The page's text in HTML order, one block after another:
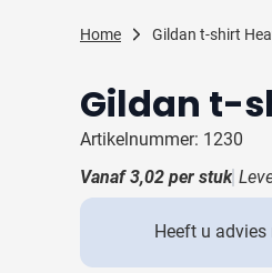
Weggevertjes
Multimedia
Tassen
Gereedschap &
Home Gildan t-shirt
Gildan t-
Artikelnummer: 1230
Vanaf3,02 per stuk
Heeft u